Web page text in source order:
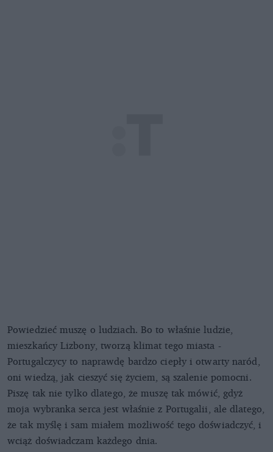
Powiedzieć muszę o ludziach. Bo to właśnie ludzie,
mieszkańcy Lizbony, tworzą klimat tego miasta -
Portugalczycy to naprawdę bardzo ciepły i otwarty naród,
oni wiedzą, jak cieszyć się życiem, są szalenie pomocni.
Piszę tak nie tylko dlatego, że muszę tak mówić, gdyż
moja wybranka serca jest właśnie z Portugalii, ale dlatego,
że tak myślę i sam miałem możliwość tego doświadczyć, i
wciąż doświadczam każdego dnia.